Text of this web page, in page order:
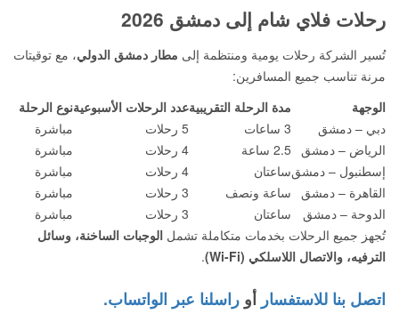
رحلات فلاي شام إلى دمشق 2026
تُسير الشركة رحلات يومية ومنتظمة إلى مطار دمشق الدولي، مع توقيتات
مرنة تناسب جميع المسافرين:
الوجهة
مدة الرحلة التقريبيةعدد الرحلات الأسبوعيةنوع الرحلة
دبي – دمشق
3 ساعات 5 رحلات
مباشرة
الرياض – دمشق 2.5 ساعة 4 رحلات
مباشرة
إسطنبول – دمشقساعتان 4 رحلات
مباشرة
القاهرة – دمشق ساعة ونصف 3 رحلات
مباشرة
الدوحة – دمشق
ساعتان 3 رحلات
مباشرة
تُجهز جميع الرحلات بخدمات متكاملة تشمل الوجبات الساخنة، وسائل
الترفيه، والاتصال اللاسلكي (Wi-Fi)
.
اتصل بنا للاستفسار أو راسلنا عبر الواتساب.